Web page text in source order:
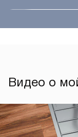
Видео о